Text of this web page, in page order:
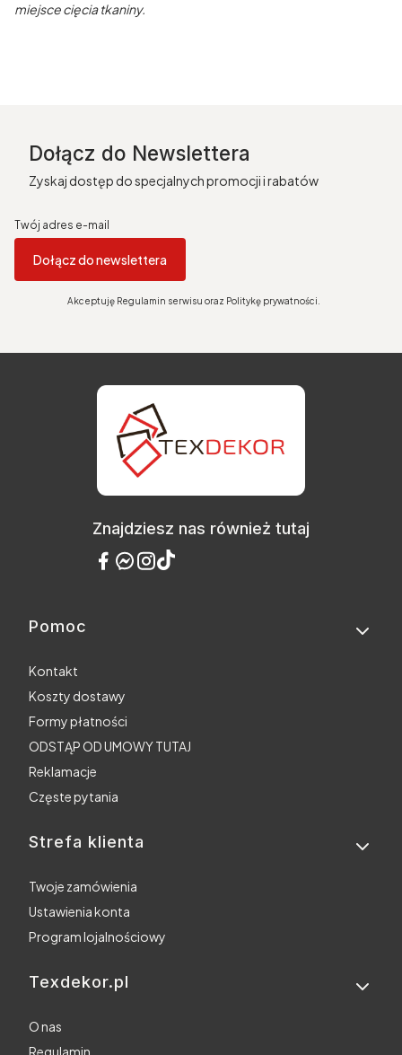
miejsce cięcia tkaniny.
Dołącz do Newslettera
Zyskaj dostęp do specjalnych promocji i rabatów
Twój adres e-mail
Dołącz do newslettera
Akceptuję Regulamin serwisu oraz Politykę prywatności.
Znajdziesz nas również tutaj
Linki w stopce
Pomoc
Kontakt
Koszty dostawy
Formy płatności
ODSTĄP OD UMOWY TUTAJ
Reklamacje
Częste pytania
Strefa klienta
Twoje zamówienia
Ustawienia konta
Program lojalnościowy
Texdekor.pl
O nas
Regulamin